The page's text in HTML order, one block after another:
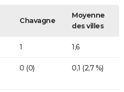
Chavagne
Moyenne
des villes
1 1,6
0 (0) 0,1 (2,7 %)